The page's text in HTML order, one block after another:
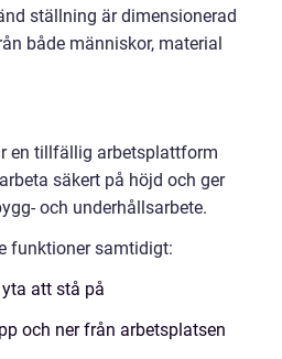
ställning är dimensionerad
både människor, material
en tillfällig arbetsplattform
säkert på höjd och ger
och underhållsarbete.
funktioner samtidigt:
att stå på
och ner från arbetsplatsen